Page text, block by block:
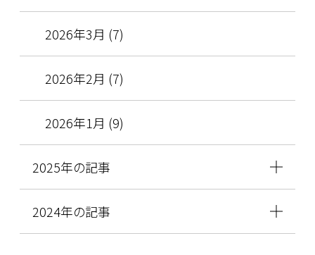
2026年3月 (7)
2026年2月 (7)
2026年1月 (9)
2025年の記事
2024年の記事